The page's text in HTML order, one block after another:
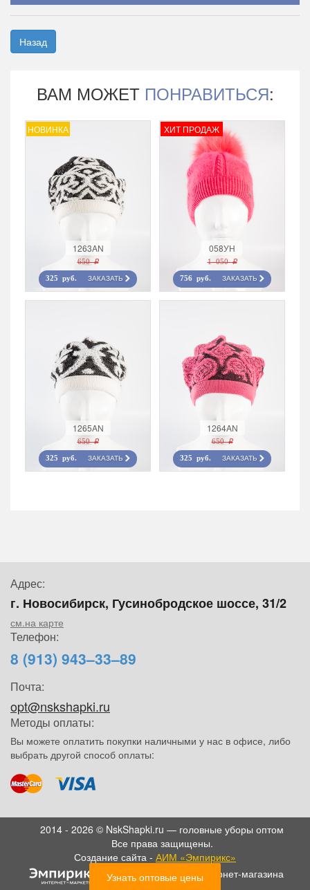
Назад
ВАМ МОЖЕТ ПОНРАВИТЬСЯ:
НОВИНКА
1263AN
650 r
325 руб. ЗАКАЗАТЬ
ХИТ ПРОДАЖ
058УН
1 050 r
756 руб. ЗАКАЗАТЬ
1265AN
650 r
325 руб. ЗАКАЗАТЬ
1264AN
650 r
325 руб. ЗАКАЗАТЬ
Адрес:
г. Новосибирск, Гусинобродское шоссе, 31/2
см.на карте
Телефон:
8 (913) 943–33–89
Почта:
opt@nskshapki.ru
Методы оплаты:
Вы можете оплатить покупки наличными у нас в офисе, либо
выбрать другой способ оплаты:
Узнать оптовые цены
2014 - 2026 © NskShapki.ru — головные уборы оптом
Все права защищены.
Создание сайта - АИМ «Эмпирикс»
- SEO продвижение интернет-магазина